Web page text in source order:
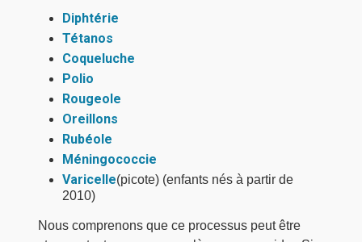
Diphtérie
Tétanos
Coqueluche
Polio
Rougeole
Oreillons
Rubéole
Méningococcie
Varicelle(picote) (enfants nés à partir de
2010)
Nous comprenons que ce processus peut être